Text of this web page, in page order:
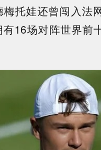
梅托娃还曾闯入法
有16场对阵世界前